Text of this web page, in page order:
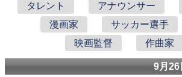
タレント アナウンサー
漫画家
サッカー選手
映画監督
作曲家
9月26